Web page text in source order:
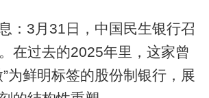
：3月31日，中国民生银行召
在过去的2025年里，这家曾
”为鲜明标签的股份制银行，展